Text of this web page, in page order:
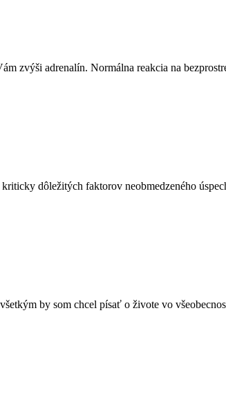
zvýši adrenalín. Normálna reakcia na
dôležitých faktorov neobmedzeného
by som chcel písať o živote vo